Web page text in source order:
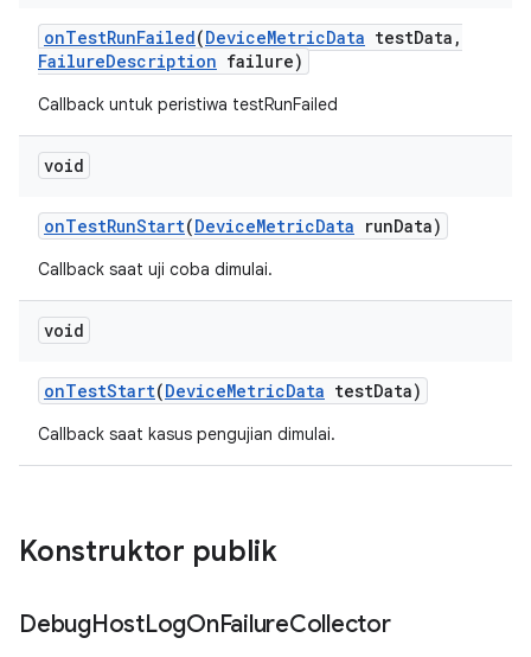
onTestRunFailed(DeviceMetricData testData ,
FailureDescription failure)
Callback untuk peristiwa testRunFailed
void
onTestRunStart(DeviceMetricData runData)
Callback saat uji coba dimulai.
void
onTestStart(DeviceMetricData testData)
Callback saat kasus pengujian dimulai.
Konstruktor publik
DebugHostLogOnFailureCollector